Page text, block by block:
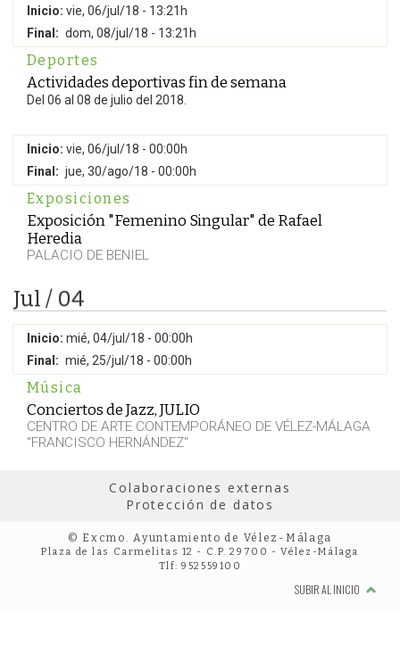
Inicio: vie, 06/jul/18 - 13:21h
Final: dom, 08/jul/18 - 13:21h
Deportes
Actividades deportivas fin de semana
Del 06 al 08 de julio del 2018.
Inicio: vie, 06/jul/18 - 00:00h
Final: jue, 30/ago/18 - 00:00h
Exposiciones
Exposición "Femenino Singular" de Rafael
Heredia
PALACIO DE BENIEL
Jul / 04
Inicio: mié, 04/jul/18 - 00:00h
Final: mié, 25/jul/18 - 00:00h
Música
Conciertos de Jazz, JULIO
CENTRO DE ARTE CONTEMPORÁNEO DE VÉLEZ-MÁLAGA
"FRANCISCO HERNÁNDEZ"
Colaboraciones externas
Protección de datos
© Excmo. Ayuntamiento de Vélez-Málaga
Plaza de las Carmelitas 12 - C.P. 29700 - Vélez-Málaga
Tlf: 952559100
SUBIR AL INICIO